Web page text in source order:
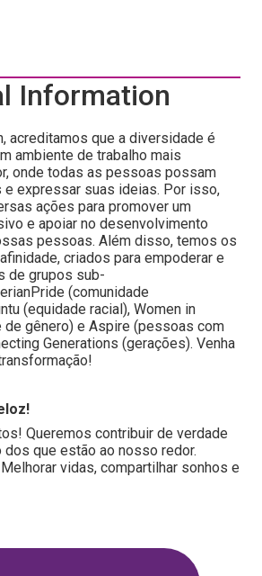
Information
acreditamos que a diversidade é
ambiente de trabalho mais
onde todas as pessoas possam
e expressar suas ideias. Por isso,
ações para promover um
e apoiar no desenvolvimento
pessoas. Além disso, temos os
criados para empoderar e
de grupos sub-
(comunidade
(equidade racial), Women in
de gênero) e Aspire (pessoas com
Generations (gerações). Venha
Queremos contribuir de verdade
que estão ao nosso redor.
vidas, compartilhar sonhos e